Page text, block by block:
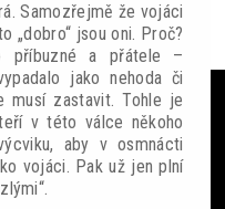
Samozřejmě že vojáci
„dobro“ jsou oni. Proč?
a přátele –
jako nehoda či
musí zastavit. Tohle je
v této válce někoho
aby v osmnácti
vojáci. Pak už jen plní